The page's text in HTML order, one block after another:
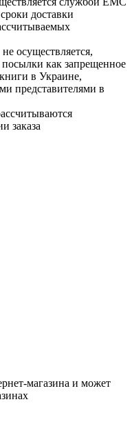
доставки
осуществляется,
как запрещенное
в Украине,
представителями в
заказа
магазина и может